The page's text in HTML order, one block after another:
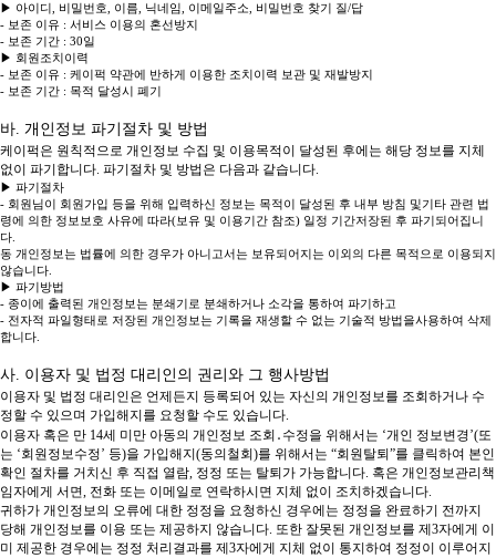
▶ 아이디, 비밀번호, 이름, 닉네임, 이메일주소, 비밀번호 찾기 질/답
- 보존 이유 : 서비스 이용의 혼선방지
- 보존 기간 : 30일
▶ 회원조치이력
- 보존 이유 : 케이퍽 약관에 반하게 이용한 조치이력 보관 및 재발방지
- 보존 기간 : 목적 달성시 폐기
바. 개인정보 파기절차 및 방법
케이퍽은 원칙적으로 개인정보 수집 및 이용목적이 달성된 후에는 해당 정보를 지체
없이 파기합니다. 파기절차 및 방법은 다음과 같습니다.
▶ 파기절차
- 회원님이 회원가입 등을 위해 입력하신 정보는 목적이 달성된 후 내부 방침 및기타 관련 법
령에 의한 정보보호 사유에 따라(보유 및 이용기간 참조) 일정 기간저장된 후 파기되어집니
다.
동 개인정보는 법률에 의한 경우가 아니고서는 보유되어지는 이외의 다른 목적으로 이용되지
않습니다.
▶ 파기방법
- 종이에 출력된 개인정보는 분쇄기로 분쇄하거나 소각을 통하여 파기하고
- 전자적 파일형태로 저장된 개인정보는 기록을 재생할 수 없는 기술적 방법을사용하여 삭제
합니다.
사. 이용자 및 법정 대리인의 권리와 그 행사방법
이용자 및 법정 대리인은 언제든지 등록되어 있는 자신의 개인정보를 조회하거나 수
정할 수 있으며 가입해지를 요청할 수도 있습니다.
이용자 혹은 만 14세 미만 아동의 개인정보 조회․수정을 위해서는 ‘개인 정보변경’(또
는 ‘회원정보수정’ 등)을 가입해지(동의철회)를 위해서는 “회원탈퇴”를 클릭하여 본인
확인 절차를 거치신 후 직접 열람, 정정 또는 탈퇴가 가능합니다. 혹은 개인정보관리책
임자에게 서면, 전화 또는 이메일로 연락하시면 지체 없이 조치하겠습니다.
귀하가 개인정보의 오류에 대한 정정을 요청하신 경우에는 정정을 완료하기 전까지
당해 개인정보를 이용 또는 제공하지 않습니다. 또한 잘못된 개인정보를 제3자에게 이
미 제공한 경우에는 정정 처리결과를 제3자에게 지체 없이 통지하여 정정이 이루어지